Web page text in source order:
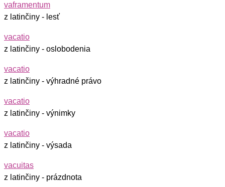
vaframentum
z latinčiny - lesť
vacatio
z latinčiny - oslobodenia
vacatio
z latinčiny - výhradné právo
vacatio
z latinčiny - výnimky
vacatio
z latinčiny - výsada
vacuitas
z latinčiny - prázdnota